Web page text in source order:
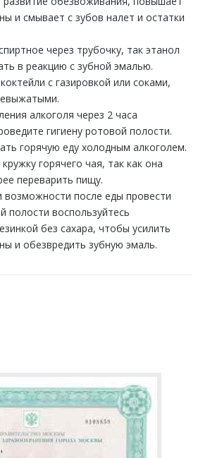
и смывает с зубов налет и остатки
через трубочку, так этанол
в реакцию с зубной эмалью.
с газировкой или соками,
алкоголя через 2 часа
гигиену ротовой полости.
горячую еду холодным алкоголем.
горячего чая, так как она
переварить пищу.
возможности после еды провести
полости воспользуйтесь
без сахара, чтобы усилить
и обезвредить зубную эмаль.